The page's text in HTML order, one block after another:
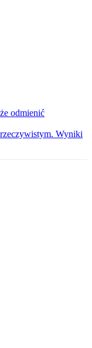
odmienić
Wyniki